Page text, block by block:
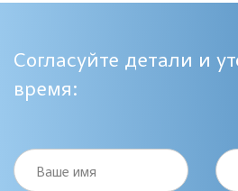
Согласуйте детали и
время:
Ваше имя